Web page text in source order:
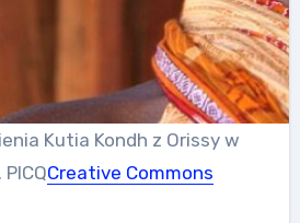
Kutia Kondh z Orissy w
Creative Commons